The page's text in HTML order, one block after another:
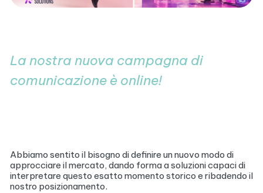
La nostra nuova campagna di
comunicazione è online!
Abbiamo sentito il bisogno di definire un nuovo modo di
approcciare il mercato, dando forma a soluzioni capaci di
interpretare questo esatto momento storico e ribadendo il
nostro posizionamento.